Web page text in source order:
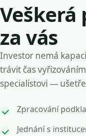
Veškerá
za vás
Investor nemá
trávit čas
specialistovi —
Zpracování
Jednání s